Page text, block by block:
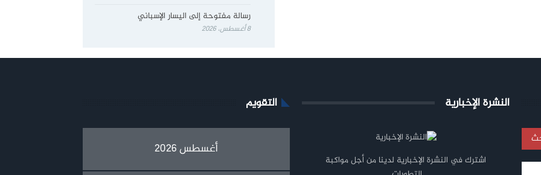
رسالة مفتوحة إلى اليسار الإسباني
8 أغسطس، 2026
النشرة الإخبارية
اشترك في النشرة الإخبارية لدينا من أجل مواكبة
التقويم
أغسطس 2026